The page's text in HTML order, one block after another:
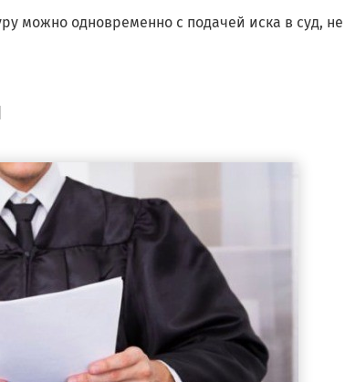
можно одновременно с подачей иска в суд, не